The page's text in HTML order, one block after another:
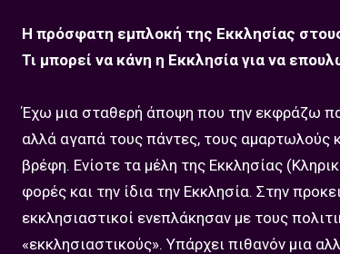
Η πρόσφατη εμπλοκή της Εκκλησίας
Τι μπορεί να κάνη η Εκκλησία για να
Έχω μια σταθερή άποψη που την εκφράζω
αλλά αγαπά τους πάντες, τους αμαρτωλούς
βρέφη. Ενίοτε τα μέλη της Εκκλησίας
φορές και την ίδια την Εκκλησία. Στην
εκκλησιαστικοί ενεπλάκησαν με τους
«εκκλησιαστικούς». Υπάρχει πιθανόν μια